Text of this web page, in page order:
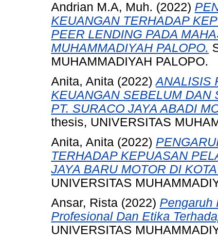
Andrian M.A, Muh. (2022)
KEUANGAN TERHADAP
PEER LENDING PADA
MUHAMMADIYAH PALOPO.
MUHAMMADIYAH PALOPO.
Anita, Anita (2022)ANALISIS
KEUANGAN SEBELUM DAN
PT. SURACO JAYA ABADI
thesis, UNIVERSITAS
Anita, Anita (2022)
TERHADAP KEPUASAN
JAYA BARU MOTOR DI
UNIVERSITAS
Ansar, Rista (2022) Pengaruh
Profesional Dan Etika
UNIVERSITAS